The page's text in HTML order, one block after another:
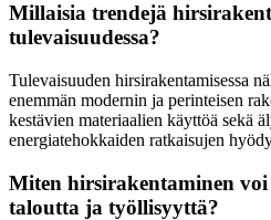
Millaisia trendejä
tulevaisuudessa?
Tulevaisuuden hirsirakentamisessa
enemmän modernin ja perinteisen
kestävien materiaalien käyttöä sekä
energiatehokkaiden ratkaisujen
Miten hirsirakentaminen
taloutta ja työllisyyttä?